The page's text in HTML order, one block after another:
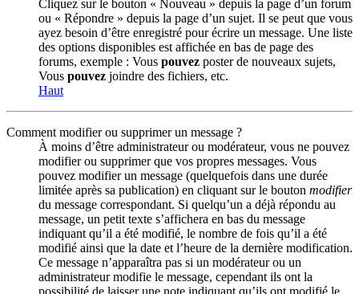
Cliquez sur le bouton « Nouveau » depuis la page d’un forum
ou « Répondre » depuis la page d’un sujet. Il se peut que vous
ayez besoin d’être enregistré pour écrire un message. Une liste
des options disponibles est affichée en bas de page des
forums, exemple : Vous pouvez poster de nouveaux sujets,
Vous pouvez joindre des fichiers, etc.
Haut
Comment modifier ou supprimer un message ?
À moins d’être administrateur ou modérateur, vous ne pouvez
modifier ou supprimer que vos propres messages. Vous
pouvez modifier un message (quelquefois dans une durée
limitée après sa publication) en cliquant sur le bouton modifier
du message correspondant. Si quelqu’un a déjà répondu au
message, un petit texte s’affichera en bas du message
indiquant qu’il a été modifié, le nombre de fois qu’il a été
modifié ainsi que la date et l’heure de la dernière modification.
Ce message n’apparaîtra pas si un modérateur ou un
administrateur modifie le message, cependant ils ont la